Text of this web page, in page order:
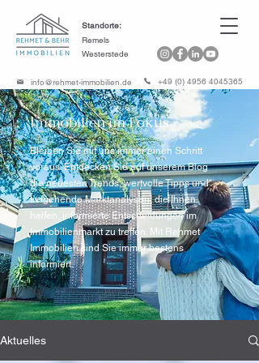
Standorte:
Remels
Westerstede
+49 (0) 4956 4045365
info@rehmet-immobilien.de
Immobilien im Fokus
Bleiben Sie mit uns immer einen Schritt
voraus. Entdecken Sie auf unserem Blog
die neuesten Trends, wertvolle Tipps und
tiefgehende Marktanalysen, die Ihnen
helfen, informierte Entscheidungen im
Immobilienmarkt zu treffen. Mit Rehmet
Immobilien sind Sie immer bestens
informiert.
Aktuelles